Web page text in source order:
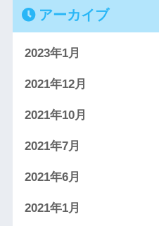
アーカイブ
2023年1月
2021年12月
2021年10月
2021年7月
2021年6月
2021年1月